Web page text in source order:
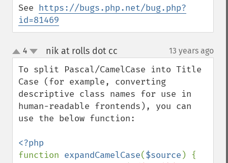
See https://bugs.php.net/bug.php?
id=81469
up
down
4 nik at rolls dot cc 13 years ago
To split Pascal/CamelCase into Title
Case (for example, converting
descriptive class names for use in
human-readable frontends), you can
use the below function:
function expandCamelCase($source ) {